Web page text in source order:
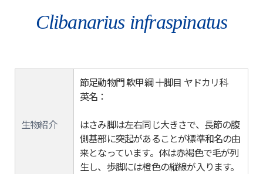
Clibanarius infraspinatus
生物紹介
節足動物門 軟甲綱 十脚目 ヤドカリ科
英名：
はさみ脚は左右同じ大きさで、長節の腹
側基部に突起があることが標準和名の由
来となっています。体は赤褐色で毛が列
生し、歩脚には橙色の縦線が入ります。